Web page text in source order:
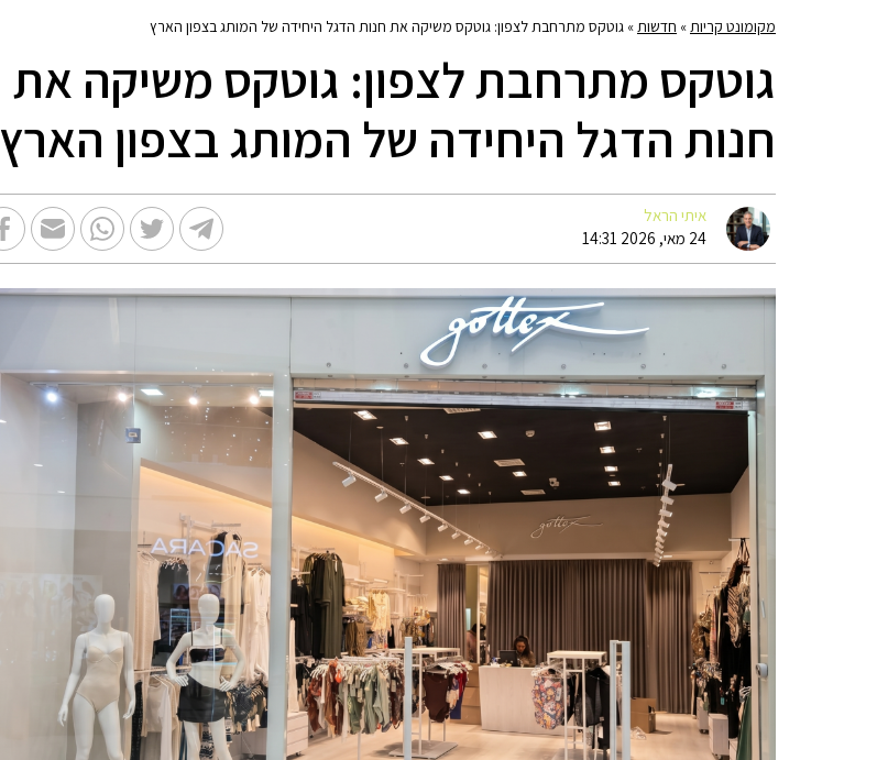
מקומונט קריות » חדשות » גוטקס מתרחבת לצפון: גוטקס משיקה את חנות הדגל היחידה של המותג בצפון הארץ
גוטקס מתרחבת לצפון: גוטקס משיקה את
חנות הדגל היחידה של המותג בצפון הארץ
איתי הראל
24 מאי, 2026 14:31